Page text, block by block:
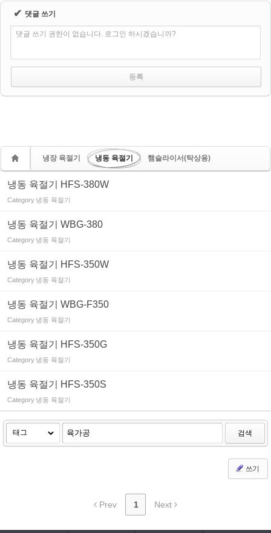
✔ 댓글 쓰기
댓글 쓰기 권한이 없습니다. 로그인 하시겠습니까?
냉장 육절기 냉동 육절기 햄슬라이서(탁상용)
냉동 육절기 HFS-380W
Category 냉동 육절기
냉동 육절기 WBG-380
Category 냉동 육절기
냉동 육절기 HFS-350W
Category 냉동 육절기
냉동 육절기 WBG-F350
Category 냉동 육절기
냉동 육절기 HFS-350G
Category 냉동 육절기
냉동 육절기 HFS-350S
Category 냉동 육절기
검색
쓰기
Prev 1 Next